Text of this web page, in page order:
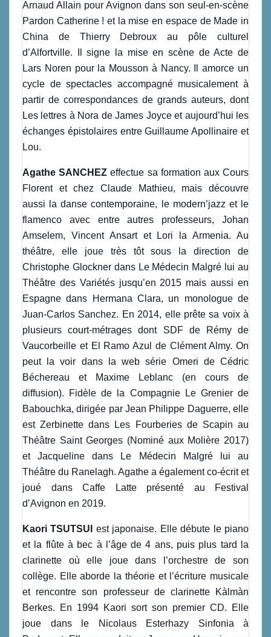
Arnaud Allain pour Avignon dans son seul-en-scène
Pardon Catherine ! et la mise en espace de Made in
China de Thierry Debroux au pôle culturel
d’Alfortville. Il signe la mise en scène de Acte de
Lars Noren pour la Mousson à Nancy. Il amorce un
cycle de spectacles accompagné musicalement à
partir de correspondances de grands auteurs, dont
Les lettres à Nora de James Joyce et aujourd’hui les
échanges épistolaires entre Guillaume Apollinaire et
Lou.
Agathe SANCHEZ effectue sa formation aux Cours
Florent et chez Claude Mathieu, mais découvre
aussi la danse contemporaine, le modern’jazz et le
flamenco avec entre autres professeurs, Johan
Amselem, Vincent Ansart et Lori la Armenia. Au
théâtre, elle joue très tôt sous la direction de
Christophe Glockner dans Le Médecin Malgré lui au
Théâtre des Variétés jusqu’en 2015 mais aussi en
Espagne dans Hermana Clara, un monologue de
Juan-Carlos Sanchez. En 2014, elle prête sa voix à
plusieurs court-métrages dont SDF de Rémy de
Vaucorbeille et El Ramo Azul de Clément Almy. On
peut la voir dans la web série Omeri de Cédric
Béchereau et Maxime Leblanc (en cours de
diffusion). Fidèle de la Compagnie Le Grenier de
Babouchka, dirigée par Jean Philippe Daguerre, elle
est Zerbinette dans Les Fourberies de Scapin au
Théâtre Saint Georges (Nominé aux Molière 2017)
et Jacqueline dans Le Médecin Malgré lui au
Théâtre du Ranelagh. Agathe a également co-écrit et
joué dans Caffe Latte présenté au Festival
d’Avignon en 2019.
Kaori TSUTSUI
est japonaise. Elle débute le piano
et la flûte à bec à l’âge de 4 ans, puis plus tard la
clarinette où elle joue dans l’orchestre de son
collège. Elle aborde la théorie et l’écriture musicale
et rencontre son professeur de clarinette Kàlmàn
Berkes. En 1994 Kaori sort son premier CD. Elle
joue dans le Nicolaus Esterhazy Sinfonia à